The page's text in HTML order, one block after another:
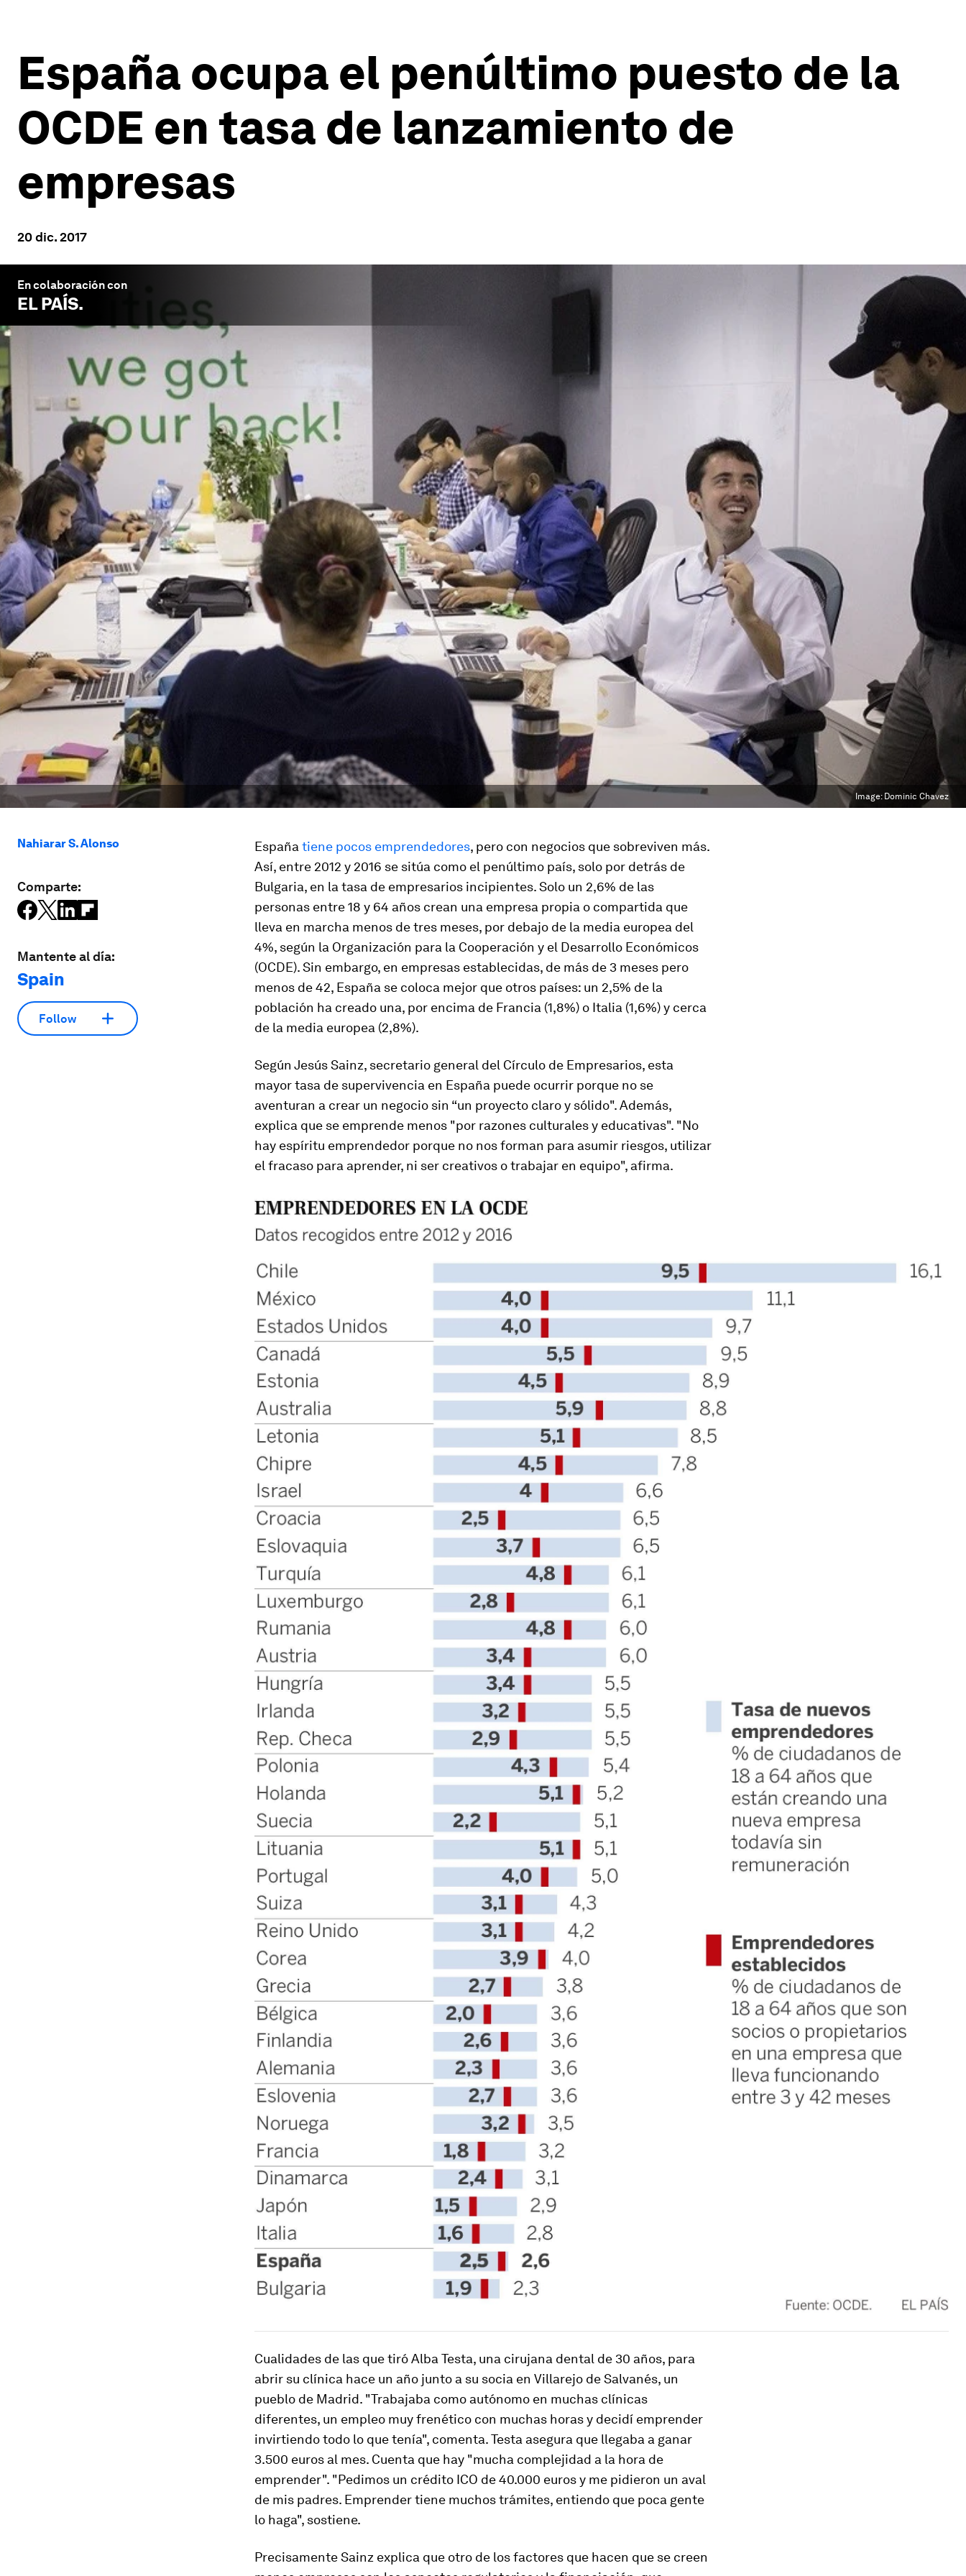
España ocupa el penúltimo puesto de la
OCDE en tasa de lanzamiento de
empresas
20 dic. 2017
En colaboración con
EL PAÍS.
Image: Dominic Chavez
Nahiarar S. Alonso
Comparte:
Mantente al día:
Spain
Follow
España tiene pocos emprendedores, pero con negocios que sobreviven más.
Así, entre 2012 y 2016 se sitúa como el penúltimo país, solo por detrás de
Bulgaria, en la tasa de empresarios incipientes. Solo un 2,6% de las
personas entre 18 y 64 años crean una empresa propia o compartida que
lleva en marcha menos de tres meses, por debajo de la media europea del
4%, según la Organización para la Cooperación y el Desarrollo Económicos
(OCDE). Sin embargo, en empresas establecidas, de más de 3 meses pero
menos de 42, España se coloca mejor que otros países: un 2,5% de la
población ha creado una, por encima de Francia (1,8%) o Italia (1,6%) y cerca
de la media europea (2,8%).
Según Jesús Sainz, secretario general del Círculo de Empresarios, esta
mayor tasa de supervivencia en España puede ocurrir porque no se
aventuran a crear un negocio sin “un proyecto claro y sólido". Además,
explica que se emprende menos "por razones culturales y educativas". "No
hay espíritu emprendedor porque no nos forman para asumir riesgos, utilizar
el fracaso para aprender, ni ser creativos o trabajar en equipo", afirma.
Cualidades de las que tiró Alba Testa, una cirujana dental de 30 años, para
abrir su clínica hace un año junto a su socia en Villarejo de Salvanés, un
pueblo de Madrid. "Trabajaba como autónomo en muchas clínicas
diferentes, un empleo muy frenético con muchas horas y decidí emprender
invirtiendo todo lo que tenía", comenta. Testa asegura que llegaba a ganar
3.500 euros al mes. Cuenta que hay "mucha complejidad a la hora de
emprender". "Pedimos un crédito ICO de 40.000 euros y me pidieron un aval
de mis padres. Emprender tiene muchos trámites, entiendo que poca gente
lo haga", sostiene.
Precisamente Sainz explica que otro de los factores que hacen que se creen